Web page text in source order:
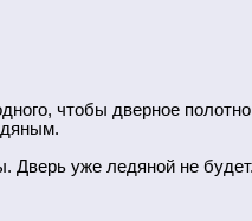
чтобы дверное
Дверь уже ледяной не